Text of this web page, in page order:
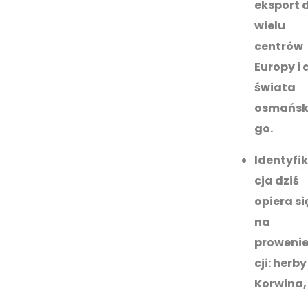
eksport
wielu
centrów
Europy i
świata
go.
cja dziś
opiera
na
cji: herby
Korwina,